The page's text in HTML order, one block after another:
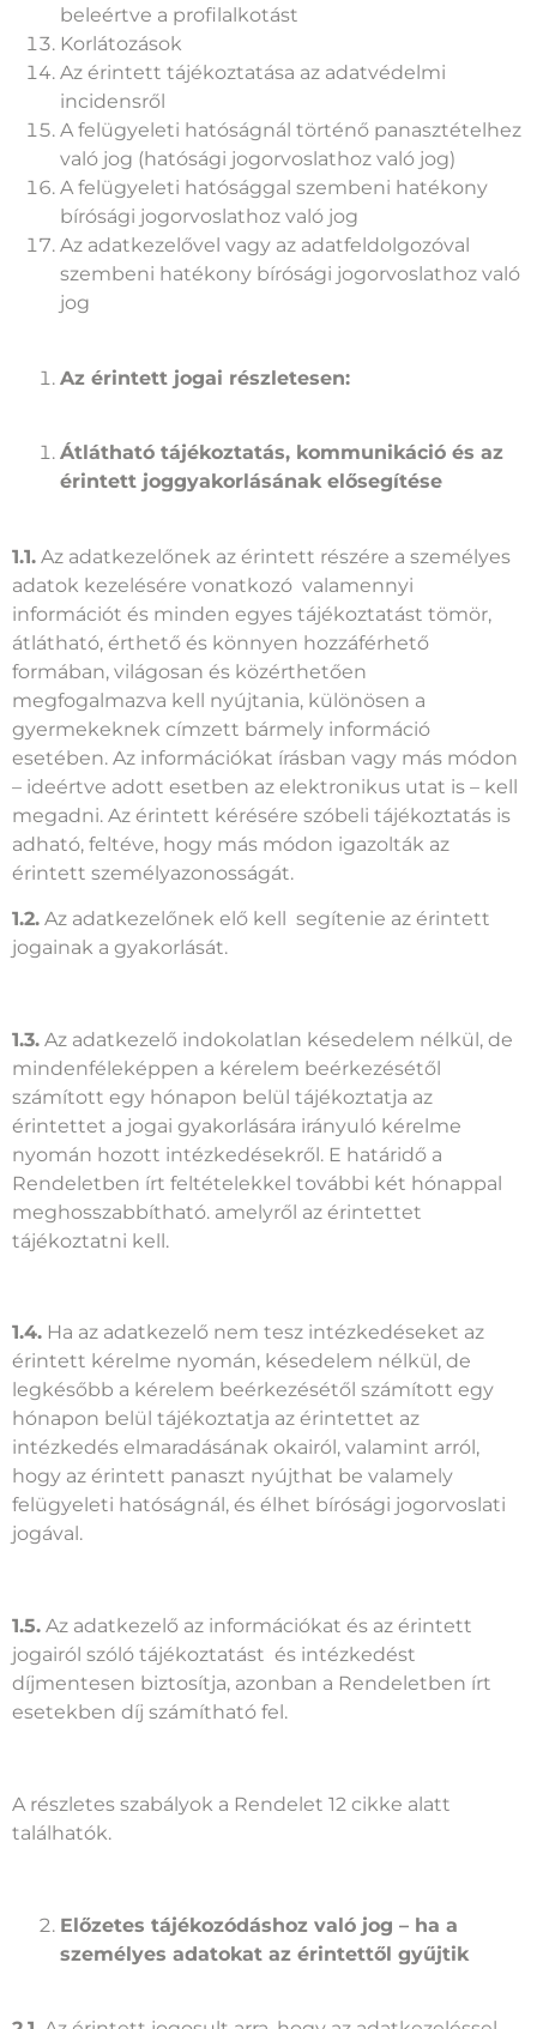
beleértve a profilalkotást
Korlátozások
Az érintett tájékoztatása az adatvédelmi
incidensről
A felügyeleti hatóságnál történő panasztételhez
való jog (hatósági jogorvoslathoz való jog)
A felügyeleti hatósággal szembeni hatékony
bírósági jogorvoslathoz való jog
Az adatkezelővel vagy az adatfeldolgozóval
szembeni hatékony bírósági jogorvoslathoz való
jog
Az érintett jogai részletesen:
Átlátható tájékoztatás, kommunikáció és az
érintett joggyakorlásának elősegítése
1.1. Az adatkezelőnek az érintett részére a személyes
adatok kezelésére vonatkozó valamennyi
információt és minden egyes tájékoztatást tömör,
átlátható, érthető és könnyen hozzáférhető
formában, világosan és közérthetően
megfogalmazva kell nyújtania, különösen a
gyermekeknek címzett bármely információ
esetében. Az információkat írásban vagy más módon
– ideértve adott esetben az elektronikus utat is – kell
megadni. Az érintett kérésére szóbeli tájékoztatás is
adható, feltéve, hogy más módon igazolták az
érintett személyazonosságát.
1.2. Az adatkezelőnek elő kell segítenie az érintett
jogainak a gyakorlását.
1.3. Az adatkezelő indokolatlan késedelem nélkül, de
mindenféleképpen a kérelem beérkezésétől
számított egy hónapon belül tájékoztatja az
érintettet a jogai gyakorlására irányuló kérelme
nyomán hozott intézkedésekről. E határidő a
Rendeletben írt feltételekkel további két hónappal
meghosszabbítható. amelyről az érintettet
tájékoztatni kell.
1.4. Ha az adatkezelő nem tesz intézkedéseket az
érintett kérelme nyomán, késedelem nélkül, de
legkésőbb a kérelem beérkezésétől számított egy
hónapon belül tájékoztatja az érintettet az
intézkedés elmaradásának okairól, valamint arról,
hogy az érintett panaszt nyújthat be valamely
felügyeleti hatóságnál, és élhet bírósági jogorvoslati
jogával.
1.5. Az adatkezelő az információkat és az érintett
jogairól szóló tájékoztatást és intézkedést
díjmentesen biztosítja, azonban a Rendeletben írt
esetekben díj számítható fel.
A részletes szabályok a Rendelet 12 cikke alatt
találhatók.
Előzetes tájékozódáshoz való jog – ha a
személyes adatokat az érintettől gyűjtik